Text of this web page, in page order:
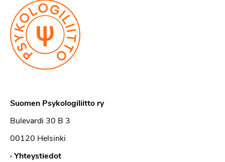
Suomen Psykologiliitto ry
Bulevardi 30 B 3
00120 Helsinki
›Yhteystiedot